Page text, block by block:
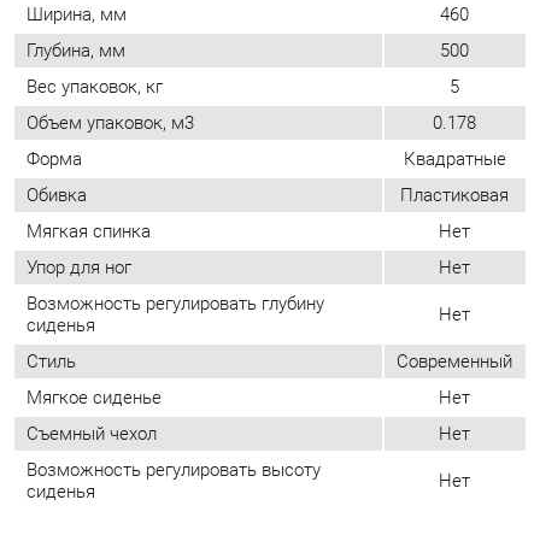
Форма
Квадратные
Обивка
Пластиковая
Мягкая спинка
Нет
Упор для ног
Нет
Возможность регулировать глубину
сиденья Нет
Стиль Современный
Мягкое сиденье
Нет
Съемный чехол
Нет
Возможность регулировать высоту
сиденья
ОТЗЫВЫ
Пока нет отзывов, поделитесь первым своим мнением.